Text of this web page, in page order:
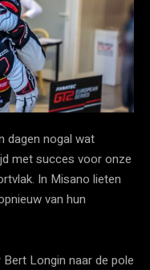
dagen nogal wat
met succes voor onze
In Misano lieten
van hun
Longin naar de pole